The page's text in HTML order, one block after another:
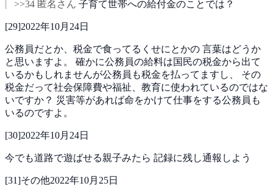
>>34 匿名さん 子育て世帯への給付金のことでは？
[29]2022年10月24日
公務員だとか、税金で食ってるくせにとかの 言葉はどうか
と思いますよ。 確かに公務員の給料は国民の税金から出て
いるかもしれませんが公務員も税金を払ってますし、 その
税金だって社会保障費や福祉、教育に使われているのではな
いですか？ 災害等があれば命をかけて仕事をする公務員も
いるのですよ。
[30]2022年10月24日
今でも道路で遊ばせる親子みたら 記録に残し通報しよう
[31]その他2022年10月25日